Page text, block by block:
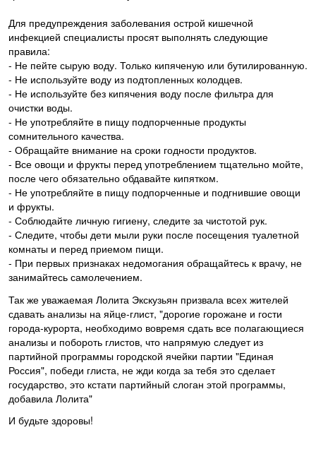
Для предупреждения заболевания острой кишечной
инфекцией специалисты просят выполнять следующие
правила:
- Не пейте сырую воду. Только кипяченую или бутилированную.
- Не используйте воду из подтопленных колодцев.
- Не используйте без кипячения воду после фильтра для
очистки воды.
- Не употребляйте в пищу подпорченные продукты
сомнительного качества.
- Обращайте внимание на сроки годности продуктов.
- Все овощи и фрукты перед употреблением тщательно мойте,
после чего обязательно обдавайте кипятком.
- Не употребляйте в пищу подпорченные и подгнившие овощи
и фрукты.
- Соблюдайте личную гигиену, следите за чистотой рук.
- Следите, чтобы дети мыли руки после посещения туалетной
комнаты и перед приемом пищи.
- При первых признаках недомогания обращайтесь к врачу, не
занимайтесь самолечением.
Так же уважаемая Лолита Экскузьян призвала всех жителей
сдавать анализы на яйце-глист, "дорогие горожане и гости
города-курорта, необходимо вовремя сдать все полагающиеся
анализы и побороть глистов, что напрямую следует из
партийной программы городской ячейки партии "Единая
Россия", победи глиста, не жди когда за тебя это сделает
государство, это кстати партийный слоган этой программы,
добавила Лолита"
И будьте здоровы!